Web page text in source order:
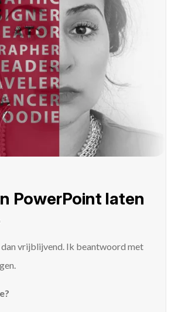
PowerPoint laten
dan vrijblijvend. Ik beantwoord met